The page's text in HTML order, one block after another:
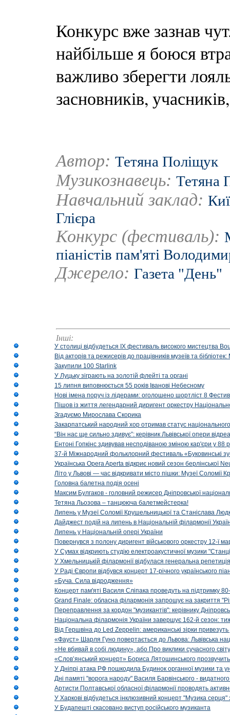
Конкурс вже зазнав
найбільше я боюся
важливо зберегти
засновників,
Автор: Тетяна Поліщук
Музикознавець: Тетяна
Навчальний заклад:
Глієра
Конкурс (фестиваль):
піаністів пам'яті
Джерело: Газета "День"
Інші:
У столиці відбудеться IX фестиваль високого мистецтва
Від акторів та режисерів до працівників музеїв та
Закупили 100 Starlink
У Луцьку зіграють на золотій флейті та органі
15 липня виповнюється 55 років Іванові Небесному
Нові імена поруч із лідерами: оголошено шортліст 8
Пішов із життя легендарний диригент оркестру
Згадуємо Мирослава Скорика
Закарпатський народний хор отримав статус національного
“Він нас ще сильно здивує”: керівник Львівської опери
Ентоні Гопкінс здивував несподіваною зміною кар'єри у 88
37-й Міжнародний фольклорний фестиваль «Буковинські
Українська Opera Aperta відкриє новий сезон берлінської
Літо у Львові — час відкривати місто пішки: Музеї Соломії
Головна балетна подія осені
Максим Булгаков - головний режисер Дніпровської
Тетяна Льозова – танцююча балетмейстерка!
Липень у Музеї Соломії Крушельницької та Станіслава
Дайджест подій на липень в Національній філармонії
Липень у Національній опері України
Повернувся з полону диригент військового оркестру 12-ї
У Сумах відкриють студію електроакустичної музики
У Хмельницькій філармонії відбулася генеральна
У Раді Європи відбувся концерт 17-річного українського
«Буча. Сила відродження»
Концерт пам'яті Василя Сліпака проведуть на підтримку
Grand Finale: обласна філармонія запрошує на закриття
Переправлення за кордон "музикантів": керівнику
Національна філармонія України завершує 162-й сезон:
Від Гершвіна до Led Zeppelin: американські зірки
«Фауст» Шарля Гуно повертається до Львова: Львівська
«Не вбивай в собі людину», або Про виклики сучасного світу
«Слов’янський концерт» Бориса Лятошинського
У Дніпрі атака РФ пошкодила Будинок органної музики та
Дні памяті "ворога народу" Василя Барвінського -
Артисти Полтавської обласної філармонії проводять
У Харкові відбудеться інклюзивний концерт "Музика
У Будапешті скасовано виступ російського музиканта